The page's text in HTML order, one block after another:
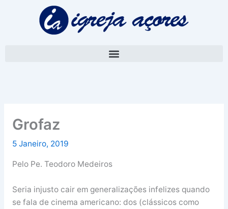
Grofaz
5 Janeiro, 2019
Pelo Pe. Teodoro Medeiros
Seria injusto cair em generalizações infelizes quando
se fala de cinema americano: dos (clássicos como